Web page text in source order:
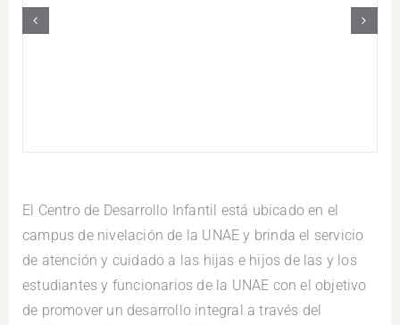
El Centro de Desarrollo Infantil está ubicado en el
campus de nivelación de la UNAE y brinda el servicio
de atención y cuidado a las hijas e hijos de las y los
estudiantes y funcionarios de la UNAE con el objetivo
de promover un desarrollo integral a través del